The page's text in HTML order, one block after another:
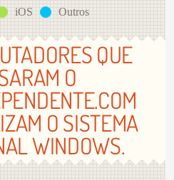
iOS Outros
QUE
O
O SISTEMA
WINDOWS.